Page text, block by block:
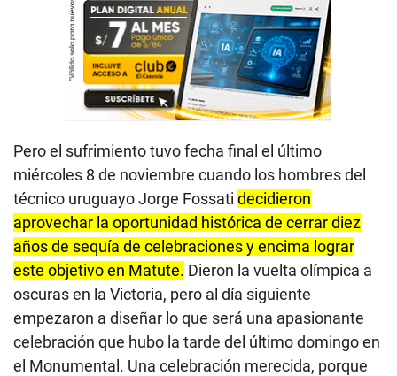
Pero el sufrimiento tuvo fecha final el último
miércoles 8 de noviembre cuando los hombres del
técnico uruguayo Jorge Fossati decidieron
aprovechar la oportunidad histórica de cerrar diez
años de sequía de celebraciones y encima lograr
este objetivo en Matute. Dieron la vuelta olímpica a
oscuras en la Victoria, pero al día siguiente
empezaron a diseñar lo que será una apasionante
celebración que hubo la tarde del último domingo en
el Monumental. Una celebración merecida, porque